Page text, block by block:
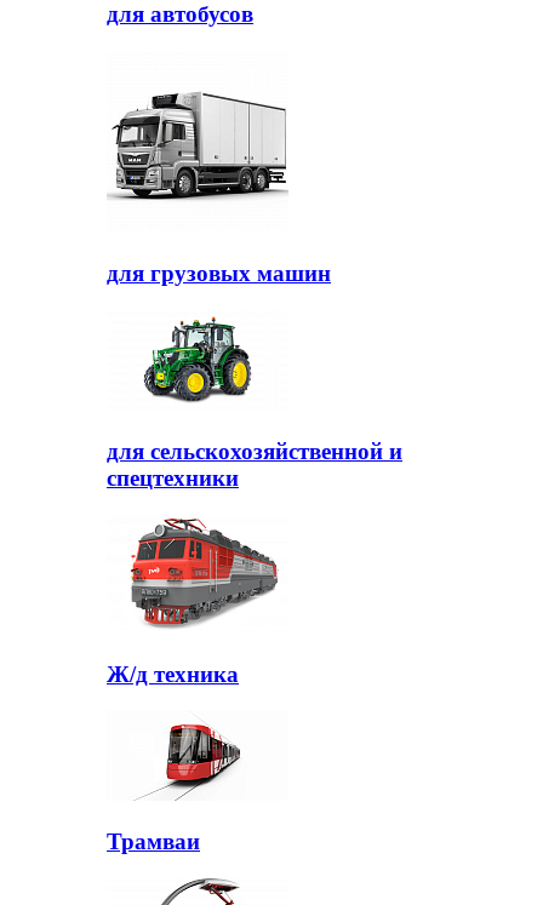
для автобусов
для грузовых машин
для сельскохозяйственной и
спецтехники
Ж/д техника
Трамваи